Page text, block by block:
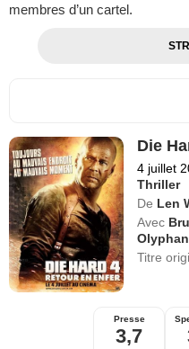
membres d’un cartel.
Die
4 juillet
Thriller
De Len
Avec
Titre
Presse
3,7